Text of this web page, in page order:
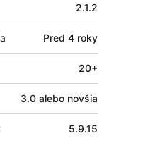
2.1.2
Pred 4 roky
20+
3.0 alebo novšia
5.9.15